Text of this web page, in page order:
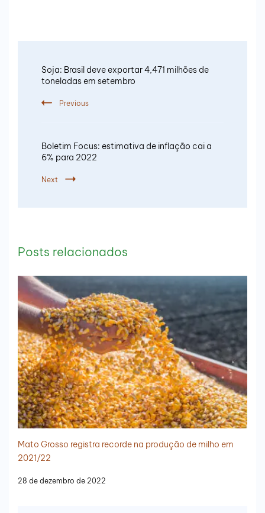
Soja: Brasil deve exportar 4,471 milhões de
toneladas em setembro
Previous
Boletim Focus: estimativa de inflação cai a
6% para 2022
Next
Posts relacionados
Mato Grosso registra recorde na produção de milho em
2021/22
28 de dezembro de 2022